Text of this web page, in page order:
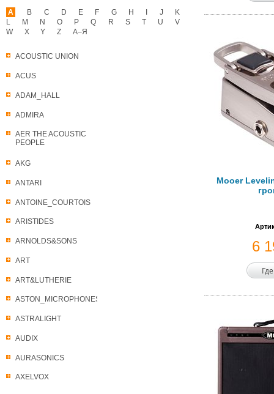
A
ACOUSTIC UNION
ACUS
ADAM_HALL
ADMIRA
AER THE ACOUSTIC
PEOPLE
AKG
ANTARI
ANTOINE_COURTOIS
ARISTIDES
ARNOLDS&SONS
ART
ART&LUTHERIE
ASTON_MICROPHONES
ASTRALIGHT
AUDIX
AURASONICS
AXELVOX
B C D E F G H J
K
L
M N O P Q R S T U
V
W
X Y Z А–Я
Mooer
6